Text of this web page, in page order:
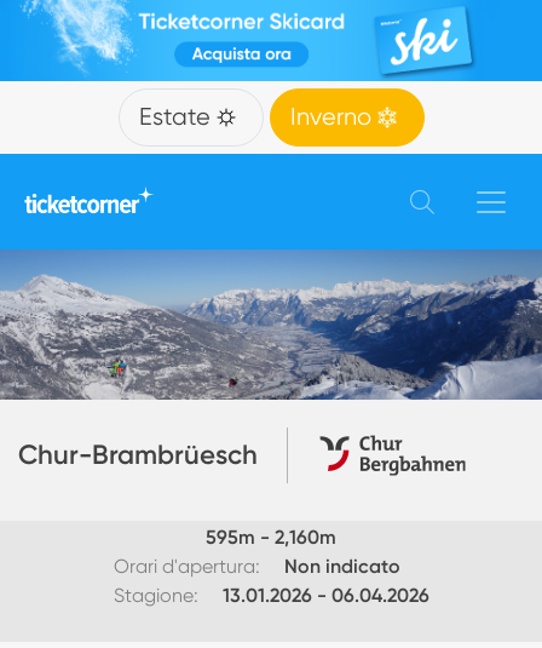
Estate Inverno
Chur-Brambrüesch
595m - 2,160m
Orari d'apertura:
Non indicato
Stagione:
13.01.2026- 06.04.2026